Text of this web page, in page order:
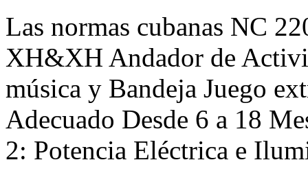
Las normas cubanas NC
XH&XH Andador de
música y Bandeja Juego
Adecuado Desde 6 a 18
2: Potencia Eléctrica e